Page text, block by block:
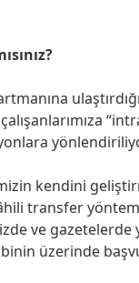
kendini
dâhili transfer
ve gazetelerde
binin üzerinde